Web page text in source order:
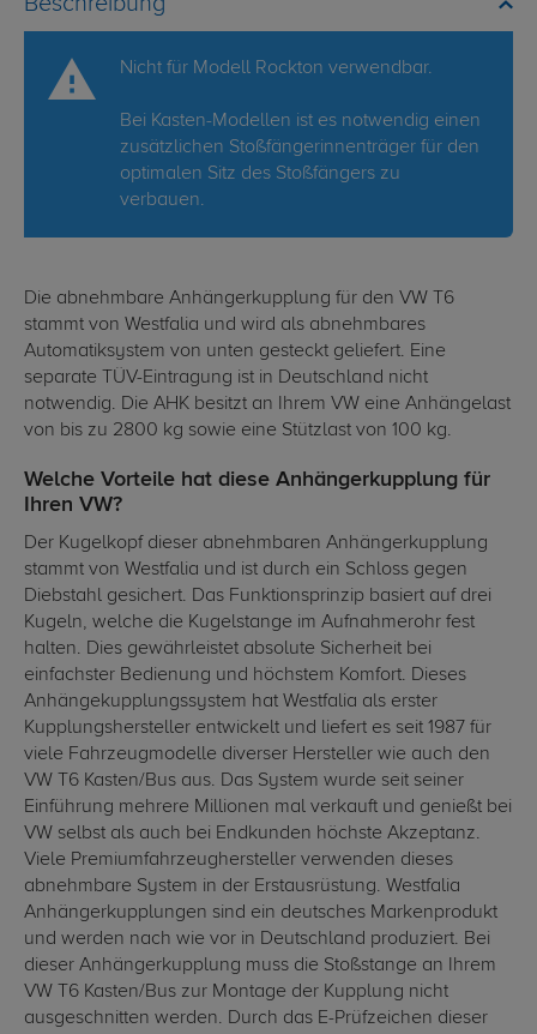
Nicht für Modell Rockton verwendbar.
Bei Kasten-Modellen ist es notwendig einen
zusätzlichen Stoßfängerinnenträger für den
optimalen Sitz des Stoßfängers zu
verbauen.
Die abnehmbare Anhängerkupplung für den VW T6
stammt von Westfalia und wird als abnehmbares
Automatiksystem von unten gesteckt geliefert. Eine
separate TÜV-Eintragung ist in Deutschland nicht
notwendig. Die AHK besitzt an Ihrem VW eine Anhängelast
von bis zu 2800 kg sowie eine Stützlast von 100 kg.
Welche Vorteile hat diese Anhängerkupplung für
Ihren VW?
Der Kugelkopf dieser abnehmbaren Anhängerkupplung
stammt von Westfalia und ist durch ein Schloss gegen
Diebstahl gesichert. Das Funktionsprinzip basiert auf drei
Kugeln, welche die Kugelstange im Aufnahmerohr fest
halten. Dies gewährleistet absolute Sicherheit bei
einfachster Bedienung und höchstem Komfort. Dieses
Anhängekupplungssystem hat Westfalia als erster
Kupplungshersteller entwickelt und liefert es seit 1987 für
viele Fahrzeugmodelle diverser Hersteller wie auch den
VW T6 Kasten/Bus aus. Das System wurde seit seiner
Einführung mehrere Millionen mal verkauft und genießt bei
VW selbst als auch bei Endkunden höchste Akzeptanz.
Viele Premiumfahrzeughersteller verwenden dieses
abnehmbare System in der Erstausrüstung. Westfalia
Anhängerkupplungen sind ein deutsches Markenprodukt
und werden nach wie vor in Deutschland produziert. Bei
dieser Anhängerkupplung muss die Stoßstange an Ihrem
VW T6 Kasten/Bus zur Montage der Kupplung nicht
ausgeschnitten werden. Durch das E-Prüfzeichen dieser